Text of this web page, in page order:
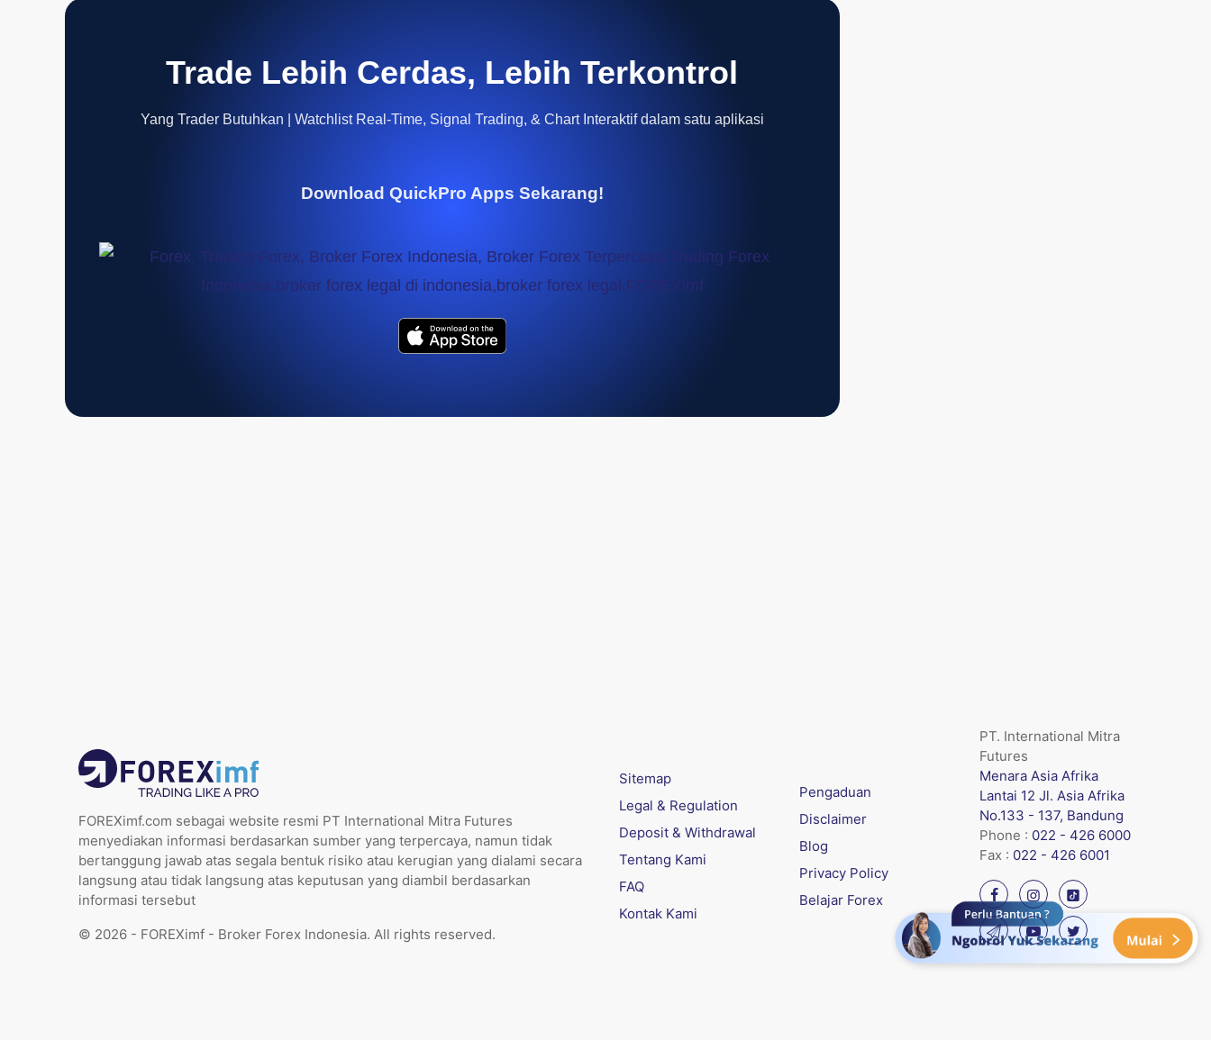
Trade Lebih Cerdas, Lebih Terkontrol
Yang Trader Butuhkan | Watchlist Real-Time, Signal Trading, & Chart Interaktif dalam satu aplikasi
Download QuickPro Apps Sekarang!
FOREXimf.com sebagai website resmi PT International Mitra Futures
menyediakan informasi berdasarkan sumber yang terpercaya, namun tidak
bertanggung jawab atas segala bentuk risiko atau kerugian yang dialami secara
langsung atau tidak langsung atas keputusan yang diambil berdasarkan
informasi tersebut
© 2026 - FOREXimf - Broker Forex Indonesia. All rights reserved.
Sitemap
Legal & Regulation
Deposit & Withdrawal
Tentang Kami
FAQ
Kontak Kami
Pengaduan
Disclaimer
Blog
Privacy Policy
Belajar Forex
PT. International Mitra
Futures
Menara Asia Afrika
Lantai 12 Jl. Asia Afrika
No.133 - 137, Bandung
Phone : 022 - 426 6000
Fax : 022 - 426 6001